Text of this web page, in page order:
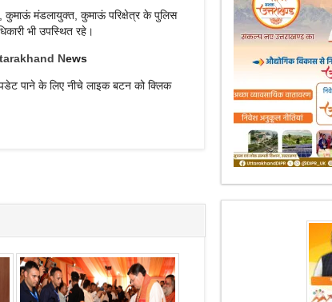
मंडलायुक्त, कुमाऊं परिक्षेत्र के पुलिस
भी उपस्थित रहे।
News
पाने के लिए नीचे लाइक बटन को क्लिक